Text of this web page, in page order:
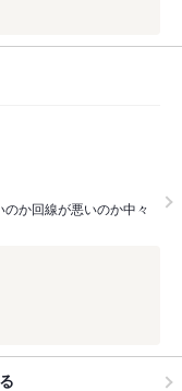
か回線が悪いのか中々